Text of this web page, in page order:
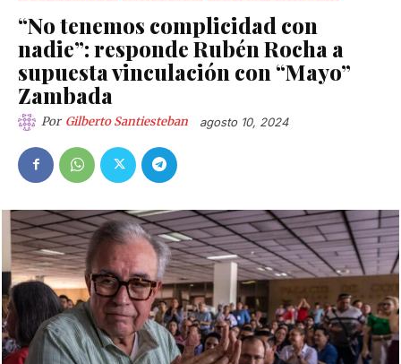
“No tenemos complicidad con
nadie”: responde Rubén Rocha a
supuesta vinculación con “Mayo”
Zambada
Por Gilberto Santiesteban agosto 10, 2024